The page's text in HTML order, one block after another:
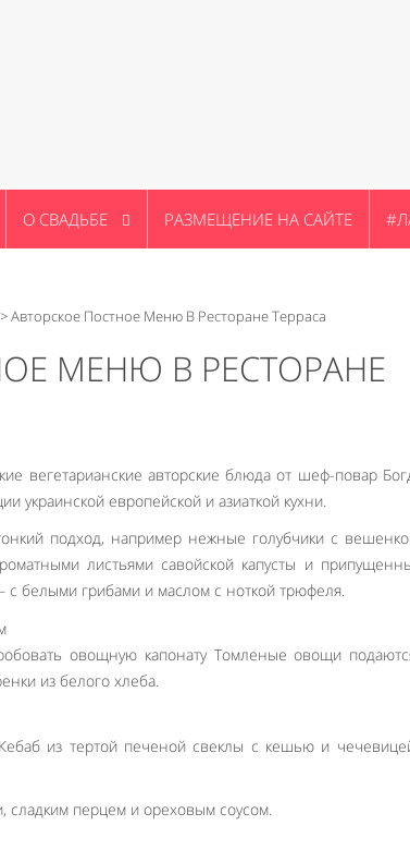
О СВАДЬБЕ РАЗМЕЩЕНИЕ НА САЙТЕ
>Авторское Постное Меню В Ресторане Терраса
МЕНЮ В РЕСТОРАНЕ
вегетарианские авторские блюда от шеф-повар
европейской и азиаткой кухни.
подход, например нежные голубчики с
листьями савойской капусты и
с белыми грибами и маслом с ноткой трюфеля.
овощную капонату Томленые овощи
из белого хлеба.
из тертой печеной свеклы с кешью и
сладким перцем и ореховым соусом.